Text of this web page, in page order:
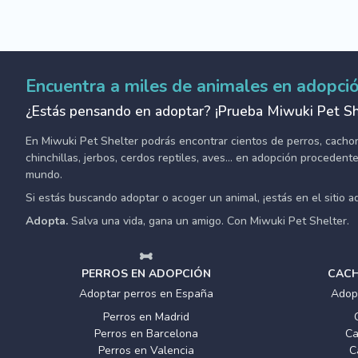
Encuentra a miles de animales en
¿Estás pensando en adoptar? ¡Prueba Miwuki Pet
En Miwuki Pet Shelter podrás encontrar cientos de perros,
chinchillas, jerbos, cerdos reptiles, aves... en adopción
mundo.
Si estás buscando adoptar o acoger un animal, ¡estás en el sitio
Adopta. Salva una vida, gana un amigo. Con Miwuki Pet Shelter.
PERROS EN ADOPCIÓN
Adoptar perros en España
Perros en Madrid
Perros en Barcelona
Perros en Valencia